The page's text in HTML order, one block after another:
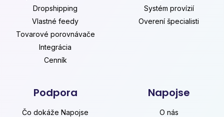
Dropshipping
Vlastné feedy
Tovarové porovnávače
Integrácia
Cenník
Systém provízií
Overení špecialisti
Podpora
Čo dokáže Napojse
Napojse
O nás